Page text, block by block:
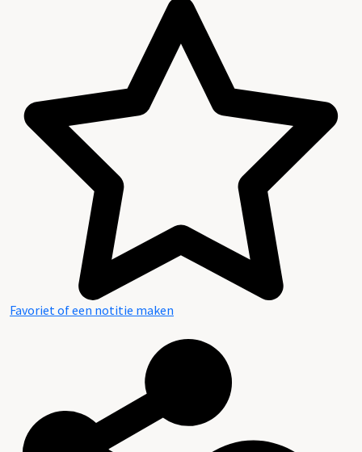
Favoriet of een notitie maken